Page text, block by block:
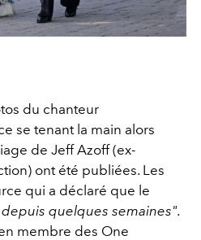
du chanteur
se tenant la main alors
de Jeff Azoff (ex-
ont été publiées. Les
qui a déclaré que le
quelques semaines".
membre des One